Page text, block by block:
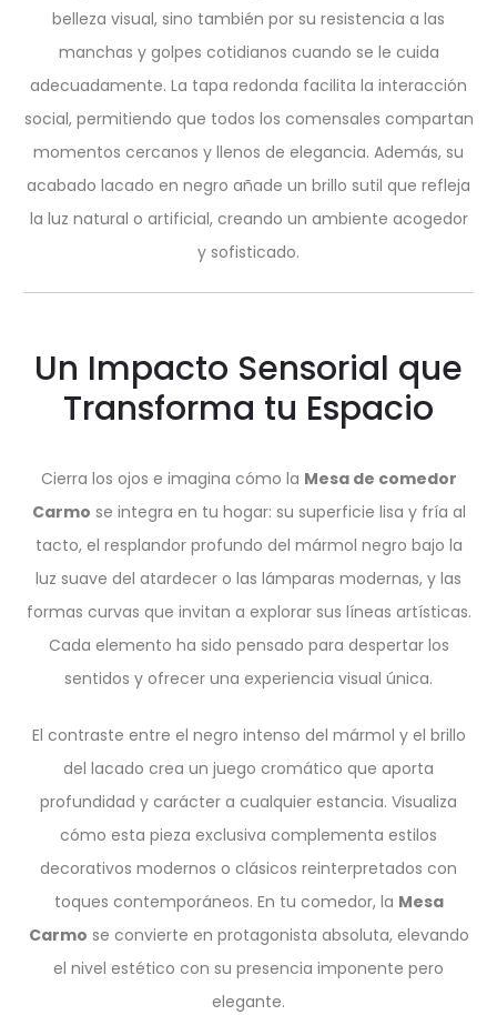
belleza visual, sino también por su resistencia a las
manchas y golpes cotidianos cuando se le cuida
adecuadamente. La tapa redonda facilita la interacción
social, permitiendo que todos los comensales compartan
momentos cercanos y llenos de elegancia. Además, su
acabado lacado en negro añade un brillo sutil que refleja
la luz natural o artificial, creando un ambiente acogedor
y sofisticado.
Un Impacto Sensorial que
Transforma tu Espacio
Cierra los ojos e imagina cómo la Mesa de comedor
Carmo se integra en tu hogar: su superficie lisa y fría al
tacto, el resplandor profundo del mármol negro bajo la
luz suave del atardecer o las lámparas modernas, y las
formas curvas que invitan a explorar sus líneas artísticas.
Cada elemento ha sido pensado para despertar los
sentidos y ofrecer una experiencia visual única.
El contraste entre el negro intenso del mármol y el brillo
del lacado crea un juego cromático que aporta
profundidad y carácter a cualquier estancia. Visualiza
cómo esta pieza exclusiva complementa estilos
decorativos modernos o clásicos reinterpretados con
toques contemporáneos. En tu comedor, la Mesa
Carmo se convierte en protagonista absoluta, elevando
el nivel estético con su presencia imponente pero
elegante.